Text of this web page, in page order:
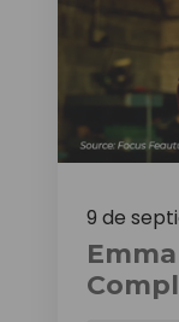
9 de